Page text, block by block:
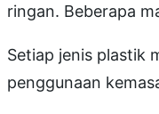
ringan. Beberapa
Setiap jenis plastik
penggunaan